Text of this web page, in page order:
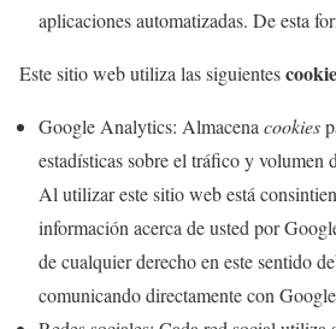
aplicaciones automatizadas. De esta
Este sitio web utiliza las siguientes
Google Analytics: Almacena cookies
estadísticas sobre el tráfico y volumen
Al utilizar este sitio web está
información acerca de usted por
de cualquier derecho en este sentido
comunicando directamente con